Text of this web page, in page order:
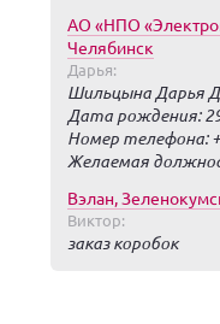
АО «НПО
Челябинск
Дарья:
Шильцына Дарья
Дата рождения:
Номер телефона:
Желаемая
Вэлан,
Виктор:
заказ коробок